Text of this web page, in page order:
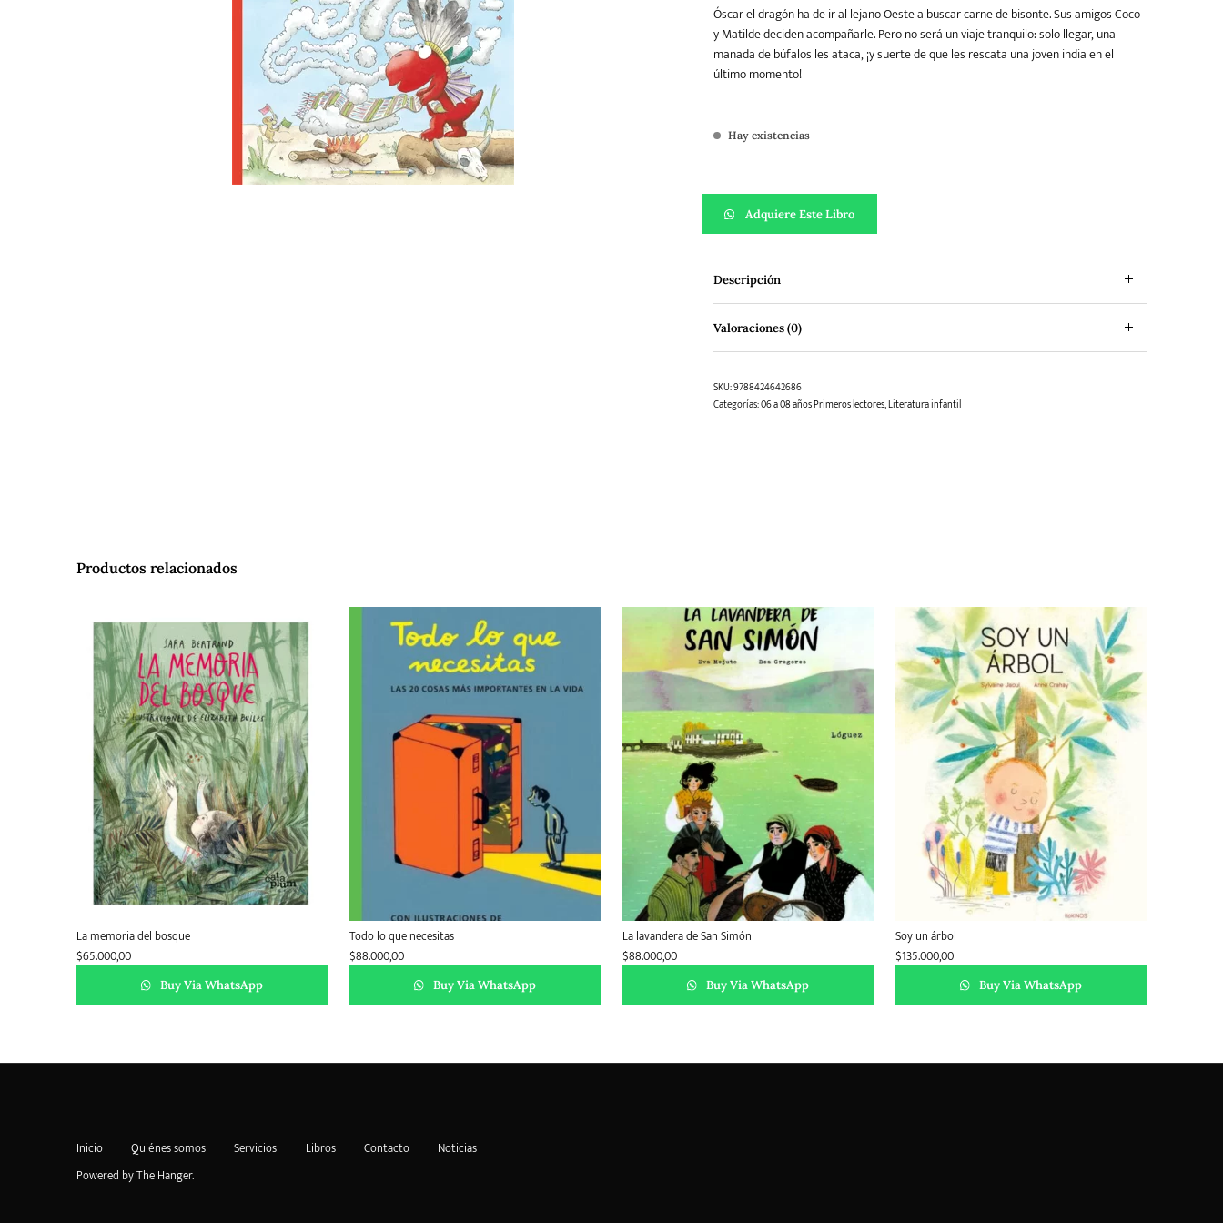
Teatro Young Adult
Óscar el dragón ha de ir al lejano Oeste a buscar carne de bisonte. Sus amigos Coco
y Matilde deciden acompañarle. Pero no será un viaje tranquilo: solo llegar, una
manada de búfalos les ataca, ¡y suerte de que les rescata una joven india en el
último momento!
Hay existencias
Adquiere Este Libro
Descripción
Valoraciones (0)
SKU:9788424642686
Categorías:06 a 08 años Primeros lectores,Literatura infantil
Productos relacionados
La memoria del bosque
$65.000,00
Buy Via WhatsApp
Todo lo que necesitas
$88.000,00
Buy Via WhatsApp
La lavandera de San Simón
$88.000,00
Buy Via WhatsApp
Soy un árbol
$135.000,00
Buy Via WhatsApp
Inicio Quiénes somos Servicios Libros Contacto
Noticias
Powered byThe Hanger.